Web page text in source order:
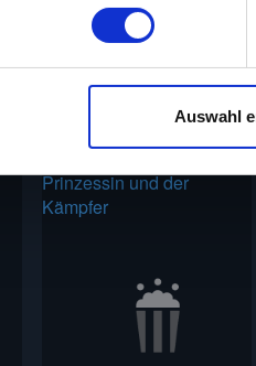
Ihre persönlichen Daten
kannst du Spielfilme
unserer
Werbung und Analysen
zusammen, die du ihnen
Auswahl